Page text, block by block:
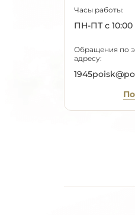
Часы работы:
ПН-ПТ с 10:00
Обращения по
адресу: